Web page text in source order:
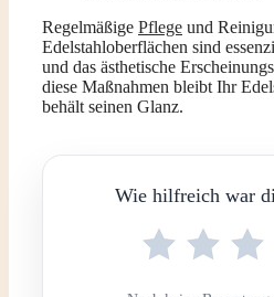
Regelmäßige Pflege und
Edelstahloberflächen sind
und das ästhetische
diese Maßnahmen bleibt Ihr
behält seinen Glanz.
Wie hilfreich war